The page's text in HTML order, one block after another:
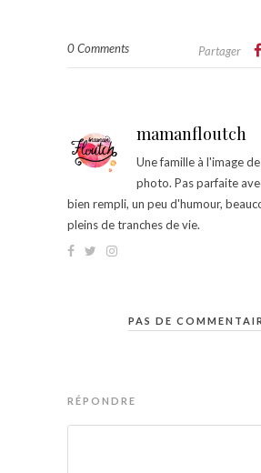
0 Comments Partager
mamanfloutch
Une famille à l'image
photo. Pas parfaite
bien rempli, un peu d'humour,
pleins de tranches de vie.
PAS DE
RÉPONDRE